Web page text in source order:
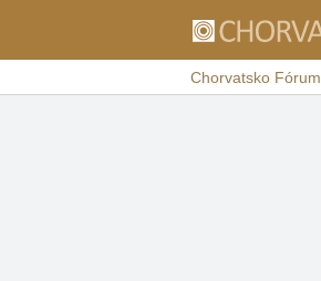
Chorvatsko Fórum